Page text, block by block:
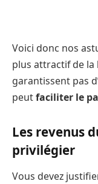
Voici donc nos
plus attractif de la
garantissent pas
peutfaciliter le
Les revenus
privilégier
Vous devez